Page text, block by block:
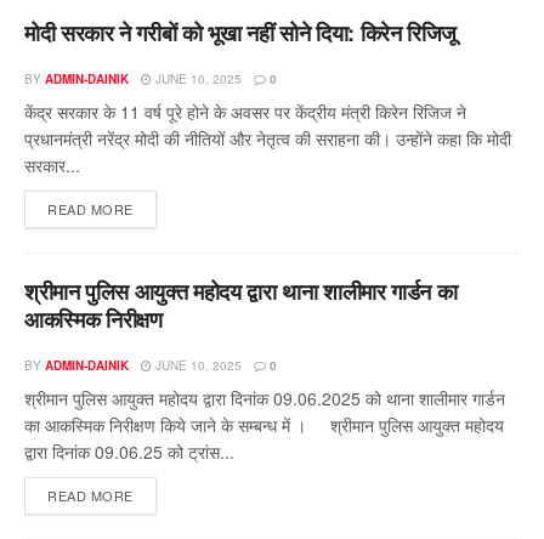
मोदी सरकार ने गरीबों को भूखा नहीं सोने दिया: किरेन रिजिजू
BY ADMIN-DAINIK JUNE 10, 2025 0
केंद्र सरकार के 11 वर्ष पूरे होने के अवसर पर केंद्रीय मंत्री किरेन रिजिज ने
प्रधानमंत्री नरेंद्र मोदी की नीतियों और नेतृत्व की सराहना की। उन्होंने कहा कि मोदी
सरकार...
READ MORE
श्रीमान पुलिस आयुक्त महोदय द्वारा थाना शालीमार गार्डन का
आकस्मिक निरीक्षण
BY ADMIN-DAINIK JUNE 10, 2025 0
श्रीमान पुलिस आयुक्त महोदय द्वारा दिनांक 09.06.2025 को थाना शालीमार गार्डन
का आकस्मिक निरीक्षण किये जाने के सम्बन्ध में । श्रीमान पुलिस आयुक्त महोदय
द्वारा दिनांक 09.06.25 को ट्रांस...
READ MORE